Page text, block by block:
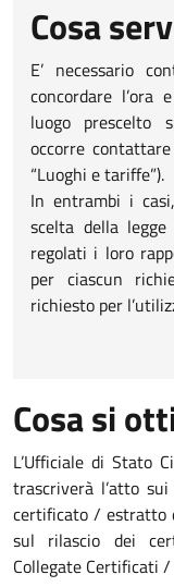
Cosa
E’ necessario
concordare
luogo prescelto
occorre
“Luoghi e tariffe”).
In entrambi i
scelta della
regolati i loro
per ciascun
richiesto per
Cosa si
L’Ufficiale di Stato
trascriverà l’atto
certificato / estratto
sul rilascio dei
Collegate Certificati